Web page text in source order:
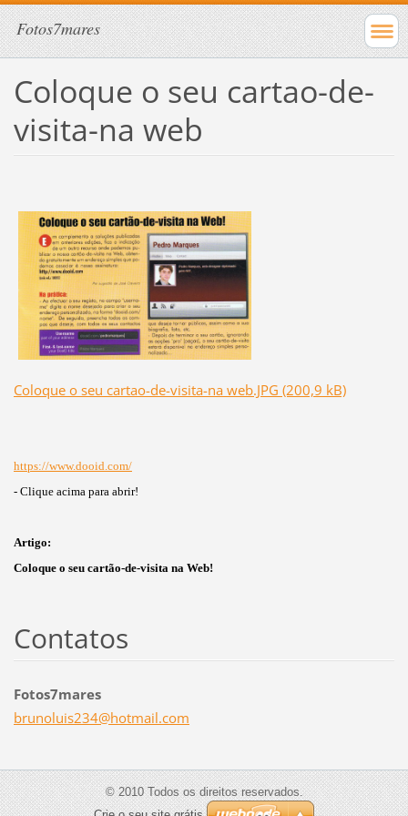
Fotos7mares
Coloque o seu cartao-de-
visita-na web
Coloque o seu cartao-de-visita-na web.JPG (200,9 kB)
https://www.dooid.com/
- Clique acima para abrir!
Artigo:
Coloque o seu cartão-de-visita na Web!
Contatos
Fotos7mares
brunoluis234@hotmail.com
© 2010 Todos os direitos reservados.